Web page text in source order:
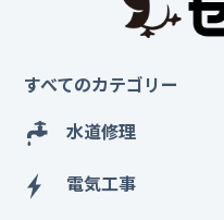
すべてのカテゴリー
水道修理
電気工事